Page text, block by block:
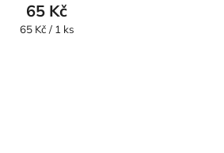
65 Kč
Měrná
65 Kč / 1 ks